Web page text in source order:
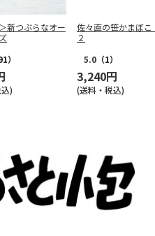
新つぶらなオー
）
)
佐々直の笹かまぼ
２
5.0 （1）
3,240円
(送料・税込)